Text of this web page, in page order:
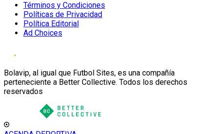
Términos y Condiciones
Políticas de Privacidad
Política Editorial
Ad Choices
Bolavip, al igual que Futbol Sites, es una compañía
perteneciente a Better Collective. Todos los derechos
reservados